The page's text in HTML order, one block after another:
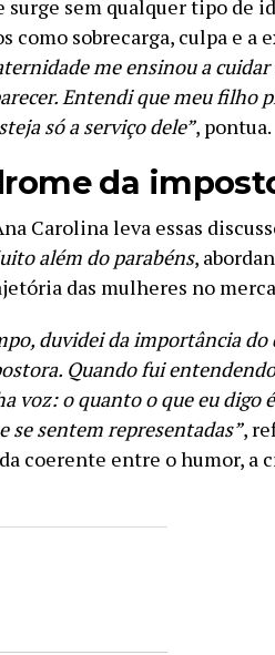
sem qualquer tipo de
como sobrecarga, culpa e a
me ensinou a
Entendi que meu filho
só a serviço dele”, pontua.
da
Carolina leva essas
além do parabéns,
das mulheres no
duvidei da importância do
Quando fui
voz: o quanto o que eu digo
se sentem representadas”,
coerente entre o humor, a